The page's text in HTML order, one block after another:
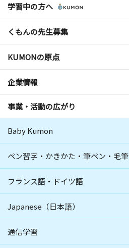
学習中の方へ
くもんの先生募集
KUMONの原点
企業情報
事業・活動の広がり
Baby Kumon
ペン習字・かきかた・筆ペン・毛筆
フランス語・ドイツ語
Japanese（日本語）
通信学習